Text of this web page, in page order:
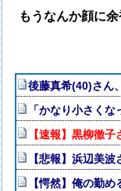
もうなんか顔に
後藤真希(40)さん
「かなり小さく
【速報】黒柳徹
【悲報】浜辺美
【愕然】俺の勤